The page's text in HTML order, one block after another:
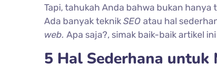
Tapi, tahukah Anda bahwa bukan hanya
Ada banyak teknikSEO atau hal
web. Apa saja?, simak baik-baik artikel ini
5 Hal Sederhana untuk